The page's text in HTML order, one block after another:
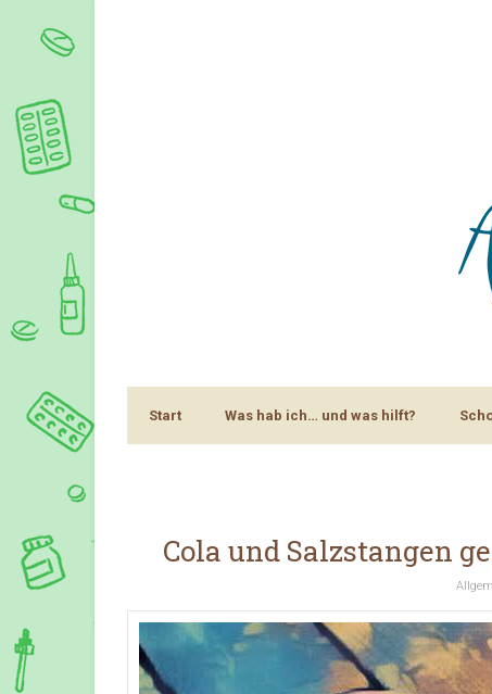
Start Was hab ich… und was hilft?
Cola und Salzstangen